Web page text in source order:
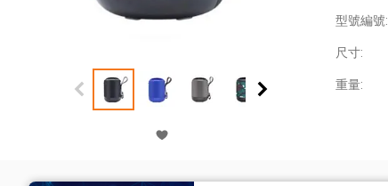
型號編號:
尺寸:
重量: